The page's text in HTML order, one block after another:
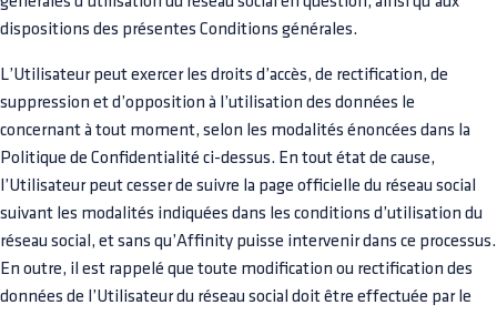
dispositions des présentes Conditions générales.
L’Utilisateur peut exercer les droits d’accès, de rectification, de
suppression et d’opposition à l’utilisation des données le
concernant à tout moment, selon les modalités énoncées dans la
Politique de Confidentialité ci-dessus. En tout état de cause,
l’Utilisateur peut cesser de suivre la page officielle du réseau social
suivant les modalités indiquées dans les conditions d’utilisation du
réseau social, et sans qu’Affinity puisse intervenir dans ce processus.
En outre, il est rappelé que toute modification ou rectification des
données de l’Utilisateur du réseau social doit être effectuée par le